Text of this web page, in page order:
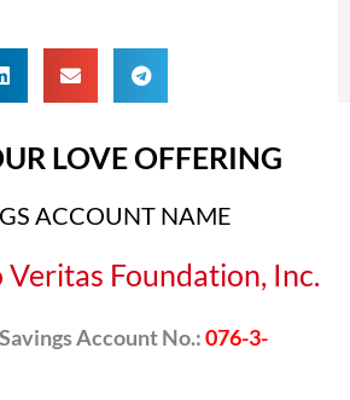
LOVE OFFERING
ACCOUNT NAME
Veritas Foundation, Inc.
Account No.:076-3-